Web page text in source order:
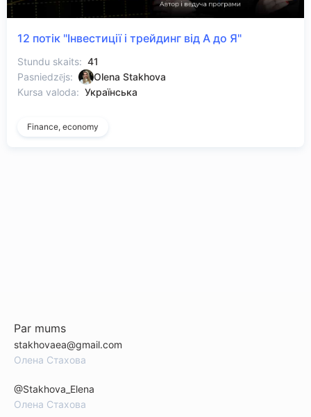
12 потік "Інвестиції і трейдинг від А до Я"
Stundu skaits: 41
Pasniedzējs:
Olena Stakhova
Kursa valoda: Українська
Finance, economy
Par mums
stakhovaea@gmail.com
Олена Стахова
@Stakhova_Elena
Олена Стахова